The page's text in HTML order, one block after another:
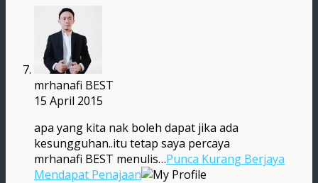
mrhanafi BEST
15 April 2015
apa yang kita nak boleh dapat jika ada
kesungguhan..itu tetap saya percaya
mrhanafi BEST menulis…Punca Kurang Berjaya
Mendapat Penajaan